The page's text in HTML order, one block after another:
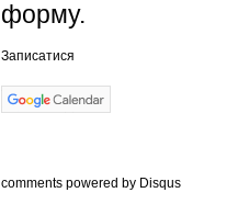
форму.
Записатися
comments powered by Disqus